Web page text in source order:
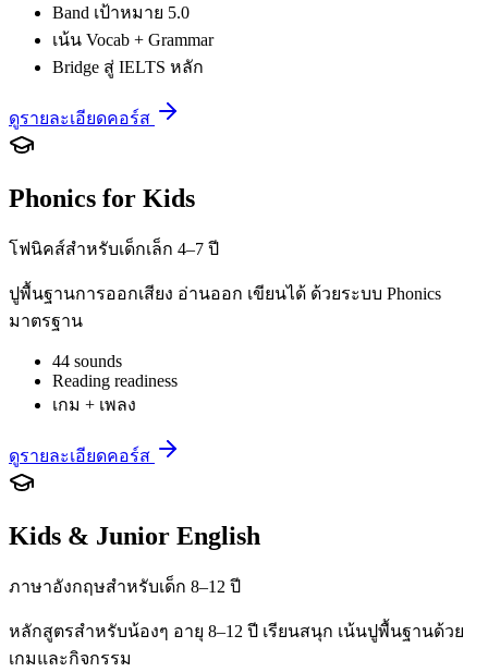
Band เป้าหมาย 5.0
เน้น Vocab + Grammar
Bridge สู่ IELTS หลัก
ดูรายละเอียดคอร์ส
Phonics for Kids
โฟนิคส์สำหรับเด็กเล็ก 4–7 ปี
ปูพื้นฐานการออกเสียง อ่านออก เขียนได้ ด้วยระบบ Phonics
มาตรฐาน
44 sounds
Reading readiness
เกม + เพลง
ดูรายละเอียดคอร์ส
Kids & Junior English
ภาษาอังกฤษสำหรับเด็ก 8–12 ปี
หลักสูตรสำหรับน้องๆ อายุ 8–12 ปี เรียนสนุก เน้นปูพื้นฐานด้วย
เกมและกิจกรรม